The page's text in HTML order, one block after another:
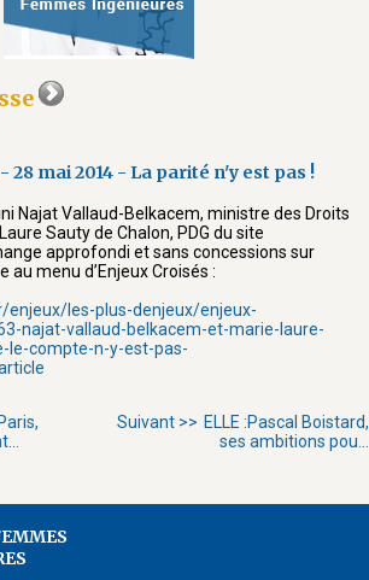
28 mai 2014 - La parité n'y est pas !
Najat Vallaud-Belkacem, ministre des Droits
Sauty de Chalon, PDG du site
approfondi et sans concessions sur
au menu d’Enjeux Croisés :
enjeux/les-plus-denjeux/enjeux-
najat-vallaud-belkacem-et-marie-laure-
le-compte-n-y-est-pas-
Suivant >> ELLE :Pascal Boistard,
ses ambitions pou...